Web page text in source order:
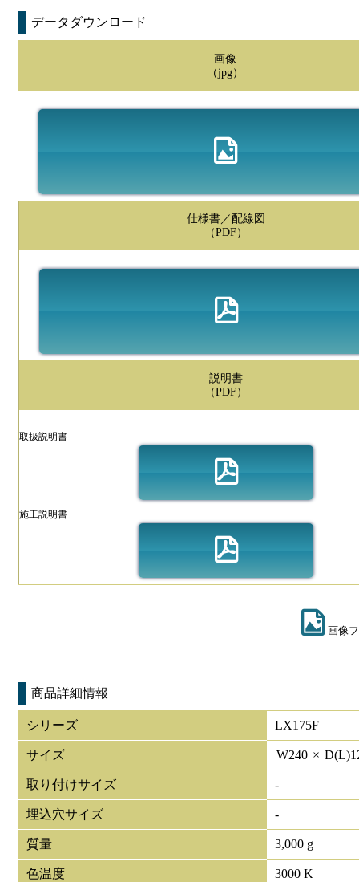
データダウンロード
画像
（jpg）
仕様書／配線図
（PDF）
説明書
（PDF）
取扱説明書
施工説明書
画像
商品詳細情報
シリーズ LX175F
サイズ W240 × D(L)
取り付けサイズ -
埋込穴サイズ -
質量 3,000 g
色温度 3000 K